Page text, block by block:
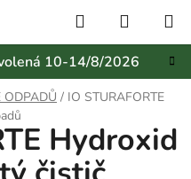
10-14/8/2026
Hledat
KOŠÍK
ODPADŮ / IO STURAFORTE
Hydroxid